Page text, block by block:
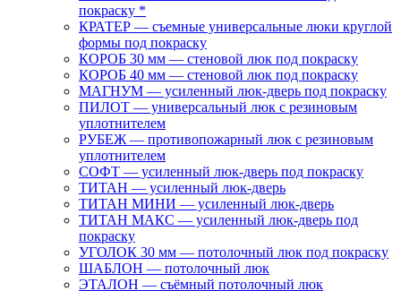
покраску *
КРАТЕР — съемные универсальные люки круглой
формы под покраску
КОРОБ 30 мм — стеновой люк под покраску
КОРОБ 40 мм — стеновой люк под покраску
МАГНУМ — усиленный люк-дверь под покраску
ПИЛОТ — универсальный люк с резиновым
уплотнителем
РУБЕЖ — противопожарный люк с резиновым
уплотнителем
СОФТ — усиленный люк-дверь под покраску
ТИТАН — усиленный люк-дверь
ТИТАН МИНИ — усиленный люк-дверь
ТИТАН МАКС — усиленный люк-дверь под
покраску
УГОЛОК 30 мм — потолочный люк под покраску
ШАБЛОН — потолочный люк
ЭТАЛОН — съёмный потолочный люк